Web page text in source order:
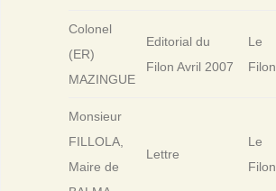
Colonel
(ER)
MAZINGUE
Editorial du
Filon Avril 2007
Le
Filon
Monsieur
FILLOLA,
Maire de
Lettre
Le
Filon